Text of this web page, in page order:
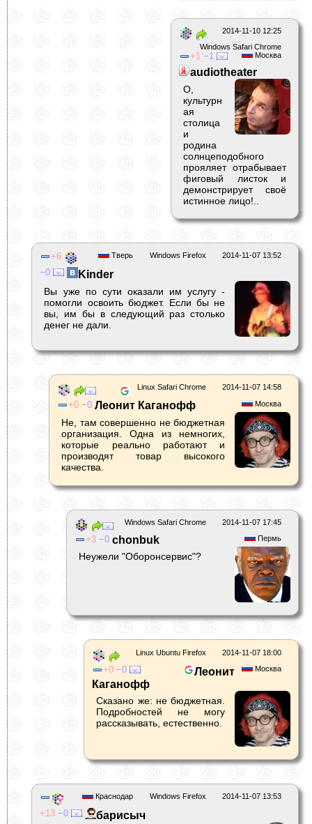
2014-11-10 12:25
Windows Safari Chrome
Москва
1 1
audiotheater
О,
культурн
ая
столица
и
родина
солнцеподобного
прояляет отрабывает
фиговый листок и
демонстрирует своё
истинное лицо!..
2014-11-07 13:52
Windows Firefox
Тверь
6
0
Kinder
Вы уже по сути оказали им услугу -
помогли освоить бюджет. Если бы не
вы, им бы в следующий раз столько
денег не дали.
2014-11-07 14:58
Linux Safari Chrome
Москва
0 0 Леонит Каганофф
Не, там совершенно не бюджетная
организация. Одна из немногих,
которые реально работают и
производят товар высокого
качества.
2014-11-07 17:45
Windows Safari Chrome
Пермь
3 0 chonbuk
Неужели "Оборонсервис"?
2014-11-07 18:00
Linux Ubuntu Firefox
Москва
0 0
Леонит
Каганофф
Сказано же: не бюджетная.
Подробностей не могу
рассказывать, естественно.
2014-11-07 13:53
Windows Firefox
Краснодар
13 0 барисыч